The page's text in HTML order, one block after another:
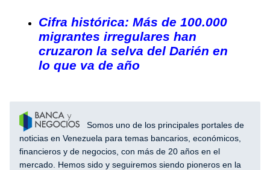
Cifra histórica: Más de 100.000
migrantes irregulares han
cruzaron la selva del Darién en
lo que va de año
Somos uno de los principales portales de
noticias en Venezuela para temas bancarios, económicos,
financieros y de negocios, con más de 20 años en el
mercado. Hemos sido y seguiremos siendo pioneros en la